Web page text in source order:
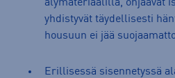
älymateriaalilla, ohjaavat
yhdistyvät täydellisesti
housuun ei jää
Erillisessä sisennetyssä